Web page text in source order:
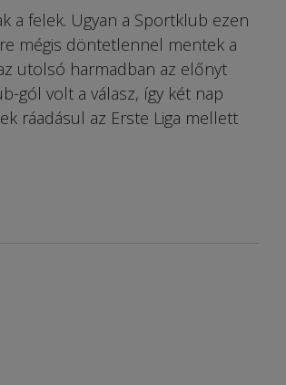
a felek. Ugyan a Sportklub ezen
mégis döntetlennel mentek a
utolsó harmadban az előnyt
gól volt a válasz, így két nap
ráadásul az Erste Liga mellett